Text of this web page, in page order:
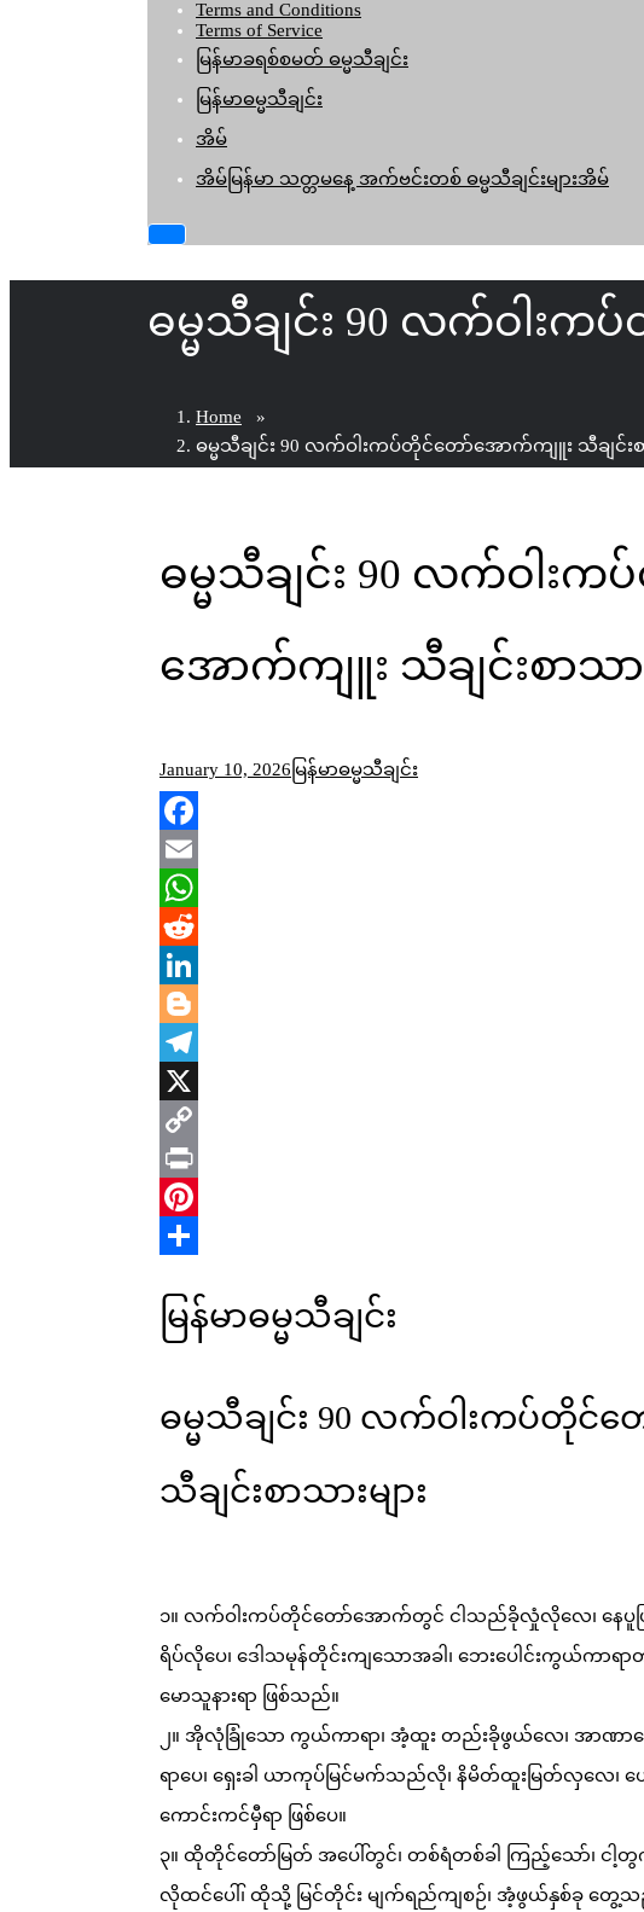
Terms and Conditions
Terms of Service
မြန်မာခရစ်စမတ် ဓမ္မသီချင်း
မြန်မာဓမ္မသီချင်း
အိမ်
အိမ်မြန်မာ သတ္တမနေ့ အက်ဗင်းတစ် ဓမ္မသီချင်းများအိမ်
ဓမ္မသီချင်း 90 လက်ဝါးက
Home »
ဓမ္မသီချင်း 90 လက်ဝါးကပ်တိုင်တော်အောက်ကျူး သီချင်းစာ
ဓမ္မသီချင်း 90 လက်ဝါး
အောက်ကျူး သီချင်းစာသား
January 10, 2026 မြန်မာဓမ္မသီချင်း
Facebook
Email
WhatsApp
Reddit
LinkedIn
Blogger
Telegram
X
Copy
Link
Print
Pinterest
မြန်မာဓမ္မသီချင်း
ဓမ္မသီချင်း 90 လက်ဝါးကပ်တိုင်
သီချင်းစာသားများ
၁။ လက်ဝါးကပ်တိုင်တော်အောက်တွင် ငါသည်ခိုလှုံလိုလေ၊ နေပူပြ
ရိပ်လိုပေ၊ ဒေါသမုန်တိုင်းကျသောအခါ၊ ဘေးပေါင်းကွယ်ကာရာ
မောသူနားရာ ဖြစ်သည်။
၂။ အိုလုံခြုံသော ကွယ်ကာရာ၊ အံ့ထူး တည်းခိုဖွယ်လေ၊ အာဏာတ
ရာပေ၊ ရှေးခါ ယာကုပ်မြင်မက်သည်လို၊ နိမိတ်ထူးမြတ်လှလေ
ကောင်းကင်မှီရာ ဖြစ်ပေ။
၃။ ထိုတိုင်တော်မြတ် အပေါ်တွင်၊ တစ်ရံတစ်ခါ ကြည့်သော်၊ ငါ့
လိုထင်ပေါ်၊ ထိုသို့ မြင်တိုင်း မျက်ရည်ကျစဉ်၊ အံ့ဖွယ်နှစ်ခု တွေ့သည်